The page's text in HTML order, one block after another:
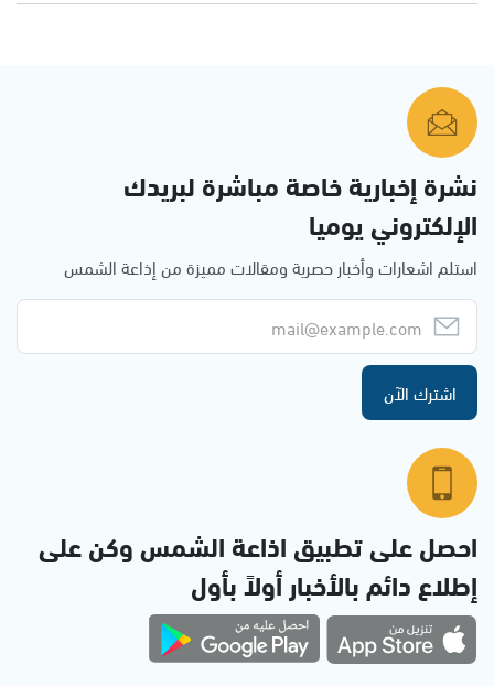
نشرة إخبارية خاصة مباشرة لبريدك
الإلكتروني يوميا
استلم اشعارات وأخبار حصرية ومقالات مميزة من إذاعة الشمس
اشترك الآن
احصل على تطبيق اذاعة الشمس وكن على
إطلاع دائم بالأخبار أولاً بأول